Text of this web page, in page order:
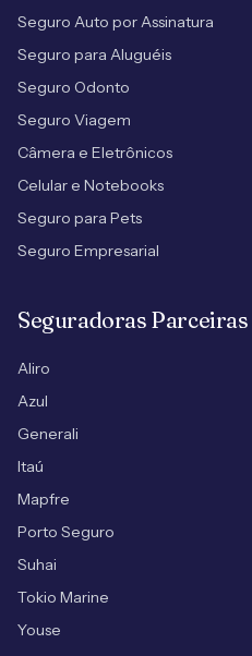
Seguro Auto por Assinatura
Seguro para Aluguéis
Seguro Odonto
Seguro Viagem
Câmera e Eletrônicos
Celular e Notebooks
Seguro para Pets
Seguro Empresarial
Seguradoras Parceiras
Aliro
Azul
Generali
Itaú
Mapfre
Porto Seguro
Suhai
Tokio Marine
Youse